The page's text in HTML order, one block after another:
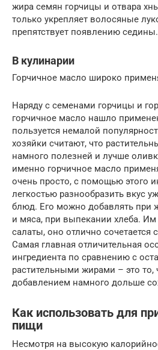
жира семян горчицы и отвара
только укрепляет волосяные
препятствует появлению седины.
В кулинарии
Горчичное масло широко
Наряду с семенами горчицы и
горчичное масло нашло
пользуется немалой
хозяйки считают, что
намного полезней и лучше
именно горчичное масло
очень просто, с помощью этого
легкостью разнообразить вкус
блюд. Его можно добавлять при
и мяса, при выпекании хлеба.
салаты, оно отлично
Самая главная отличительная
ингредиента по сравнению с
растительными жирами – это то,
добавлением намного дольше
Как использовать для
пищи
Несмотря на высокую